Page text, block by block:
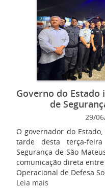
Governo do
de
29/
O governador do
tarde desta terça-
Segurança de São
comunicação direta
Operacional de Defesa
Leia mais